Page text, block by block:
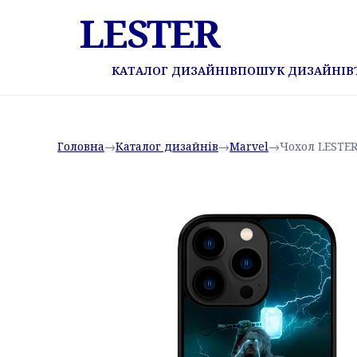
LESTER
КАТАЛОГ ДИЗАЙНІВПОШУК ДИЗАЙНІВ
Головна→Каталог дизайнів→Marvel→Чохол